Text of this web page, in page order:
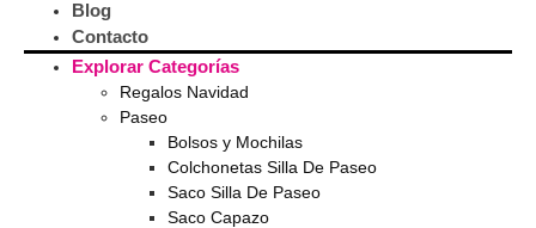
Blog
Contacto
Explorar Categorías
Regalos Navidad
Paseo
Bolsos y Mochilas
Colchonetas Silla De Paseo
Saco Silla De Paseo
Saco Capazo